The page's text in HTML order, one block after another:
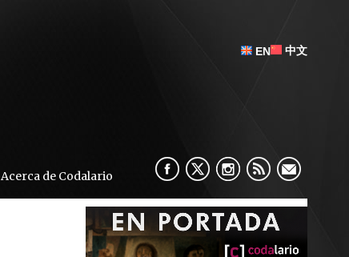
EN 中文
Acerca de Codalario